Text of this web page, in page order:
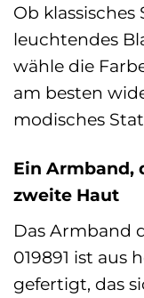
Ob klassisches
leuchtendes
wähle die
am besten
modisches
Ein Armband,
zweite Haut
Das Armband
019891 ist aus
gefertigt, das